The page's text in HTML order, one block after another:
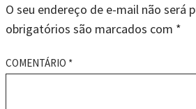
O seu endereço de e-mail não será
obrigatórios são marcados com *
COMENTÁRIO *